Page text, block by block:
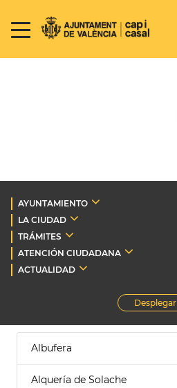
AYUNTAMIENTO
LA CIUDAD
TRÁMITES
ATENCIÓN CIUDADANA
ACTUALIDAD
Desplegar
Albufera
Alquería de Solache